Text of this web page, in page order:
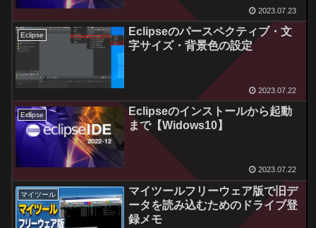
2023.07.23
Eclipse
Eclipseのパースペクティブ・文
字サイズ・背景色の設定
2023.07.22
Eclipse
Eclipseのインストールから起動
まで【Widows10】
2023.07.22
マイツール
マイツールフリーウェア版で旧デ
ータを読み込むためのドライブ登
録メモ